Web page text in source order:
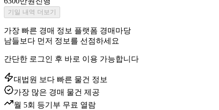
기일 내역 더보기
가장 빠른 경매 정보 플랫폼 경매마당
남들보다 먼저 정보를 선점하세요
간단한 로그인 후 바로 이용 가능합니다
대법원 보다 빠른 물건 정보
가장 많은 경매 물건 제공
월 5회 등기부 무료 열람